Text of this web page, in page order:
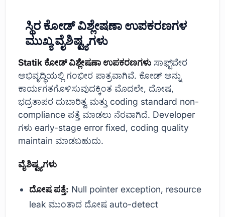
ಸ್ಥಿರ ಕೋಡ್ ವಿಶ್ಲೇಷಣಾ ಉಪಕರಣಗಳ
ಮುಖ್ಯ ವೈಶಿಷ್ಟ್ಯಗಳು
Statik ಕೋಡ್ ವಿಶ್ಲೇಷಣಾ ಉಪಕರಣಗಳು ಸಾಫ್ಟ್‌ವೇರ
ಅಭಿವೃದ್ಧಿಯಲ್ಲಿ ಗಂಭೀರ ಪಾತ್ರವಾಗಿವೆ. ಕೋಡ್ ಅನ್ನು
ಕಾರ್ಯಗತಗೊಳಿಸುವುದಕ್ಕಿಂತ ಮೊದಲೇ, ದೋಷ,
ಭದ್ರತಾಪರ ದುಬಾರಿತ್ವ ಮತ್ತು coding standard non-
compliance ಪತ್ತೆ ಮಾಡಲು ನೆರವಾಗಿದೆ. Developer
ಗಳು early-stage error fixed, coding quality
maintain ಮಾಡಬಹುದು.
ವೈಶಿಷ್ಟ್ಯಗಳು
ದೋಷ ಪತ್ತೆ: Null pointer exception, resource
leak ಮುಂತಾದ ದೋಷ auto-detect